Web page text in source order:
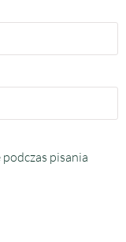
pisania